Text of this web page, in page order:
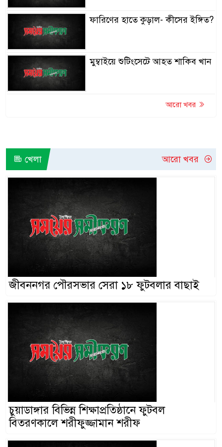
ফারিণের হাতে কুড়াল- কীসের ইঙ্গিত?
মুম্বাইয়ে শুটিংসেটে আহত শাকিব খান
আরো খবর
খেলা আরো খবর
জীবননগর পৌরসভার সেরা ১৮ ফুটবলার বাছাই
চুয়াডাঙ্গার বিভিন্ন শিক্ষাপ্রতিষ্ঠানে ফুটবল
বিতরণকালে শরীফুজ্জামান শরীফ